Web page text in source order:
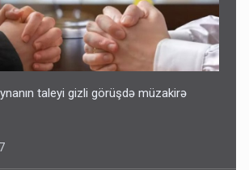
taleyi gizli görüşdə müzakirə